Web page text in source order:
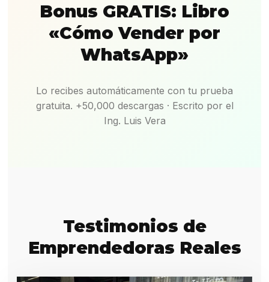
Bonus GRATIS: Libro
«Cómo Vender por
WhatsApp»
Lo recibes automáticamente con tu prueba
gratuita. +50,000 descargas · Escrito por el
Ing. Luis Vera
Testimonios de
Emprendedoras Reales